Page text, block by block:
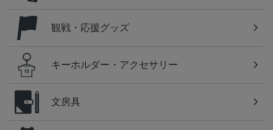
観戦・応援グッズ
キーホルダー・アクセサリー
文房具